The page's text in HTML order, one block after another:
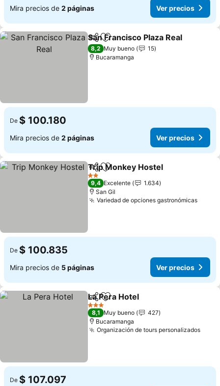
Mira precios de 2 páginas Ver precios
CompartirAgregar a favoritos
San Francisco Plaza Real
8,2 Muy bueno
15
Bucaramanga
De $ 100.180
Mira precios de 2 páginas Ver precios
CompartirAgregar a favoritos
Trip Monkey Hostel
2 Estrellas
9,4 Excelente
1.634
San Gil
Variedad de opciones gastronómicasVer
De $ 100.835
Mira precios de 5 páginas Ver precios
CompartirAgregar a favoritos
La Pera Hotel
3 Estrellas
8,1 Muy bueno
427
Bucaramanga
Organización de tours personalizadosVer
De $ 107.097